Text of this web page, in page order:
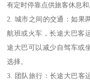
有定时停靠点供旅客休息和
2. 城市之间的交通：如果
航班或火车，长途大巴客
途大巴可以减少自驾车或
选择。
3. 团队旅行：长途大巴客